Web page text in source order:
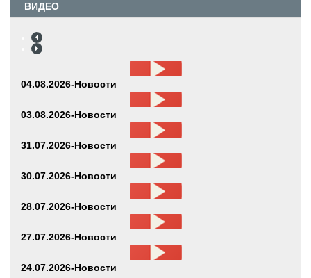
ВИДЕО
04.08.2026-Новости
03.08.2026-Новости
31.07.2026-Новости
30.07.2026-Новости
28.07.2026-Новости
27.07.2026-Новости
24.07.2026-Новости